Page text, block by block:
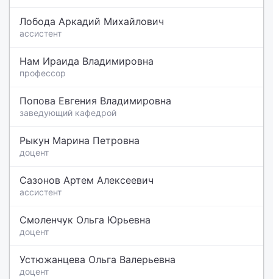
Лобода Аркадий Михайлович
ассистент
Нам Ираида Владимировна
профессор
Попова Евгения Владимировна
заведующий кафедрой
Рыкун Марина Петровна
доцент
Сазонов Артем Алексеевич
ассистент
Смоленчук Ольга Юрьевна
доцент
Устюжанцева Ольга Валерьевна
доцент